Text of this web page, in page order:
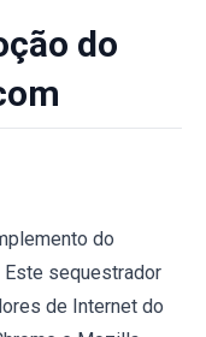
do
do
Este sequestrador
de Internet do